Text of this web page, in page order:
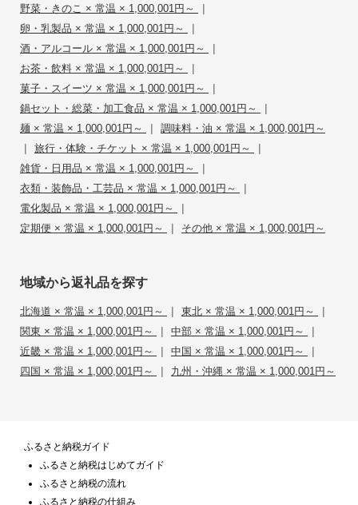
野菜・きのこ × 常温 × 1,000,001円～ |
卵・乳製品 × 常温 × 1,000,001円～ |
酒・アルコール × 常温 × 1,000,001円～ |
お茶・飲料 × 常温 × 1,000,001円～ |
菓子・スイーツ × 常温 × 1,000,001円～ |
鍋セット・総菜・加工食品 × 常温 × 1,000,001円～ |
麺 × 常温 × 1,000,001円～ | 調味料・油 × 常温 × 1,000,001円～
| 旅行・体験・チケット × 常温 × 1,000,001円～ |
雑貨・日用品 × 常温 × 1,000,001円～ |
衣類・装飾品・工芸品 × 常温 × 1,000,001円～ |
電化製品 × 常温 × 1,000,001円～ |
定期便 × 常温 × 1,000,001円～ | その他 × 常温 × 1,000,001円～
地域から返礼品を探す
北海道 × 常温 × 1,000,001円～ | 東北 × 常温 × 1,000,001円～ |
関東 × 常温 × 1,000,001円～ | 中部 × 常温 × 1,000,001円～ |
近畿 × 常温 × 1,000,001円～ | 中国 × 常温 × 1,000,001円～ |
四国 × 常温 × 1,000,001円～ | 九州・沖縄 × 常温 × 1,000,001円～
ふるさと納税ガイド
ふるさと納税はじめてガイド
ふるさと納税の流れ
ふるさと納税の仕組み